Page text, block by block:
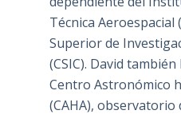
Técnica Aeroespacial
Superior de
(CSIC). David
Centro Astronómico
(CAHA), observatorio